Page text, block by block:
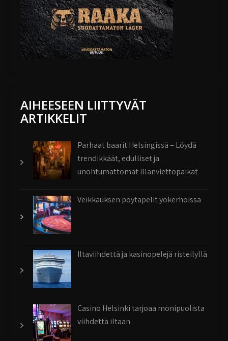
AIHEESEEN LIITTYVÄT
ARTIKKELIT
Parhaat baarit Helsingissä – Löydä
trendikkäät, edulliset ja
unohtumattomat illanviettopaikat
Veikkauksen pöytäpelit yökerhoissa
Iltaviihdettä ja kasinopelejä risteilyllä
Casino Helsinki tarjoaa monipuolista
viihdettä iltaan